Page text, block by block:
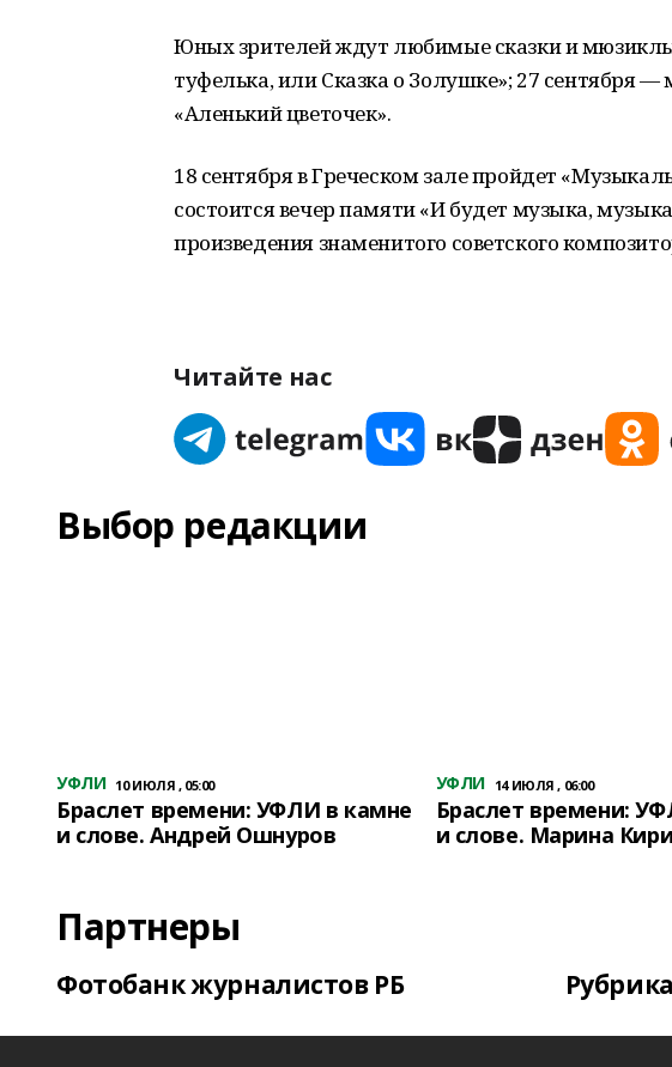
Юных зрителей ждут любимые сказки и
туфелька, или Сказка о Золушке»; 27 сентября
«Аленький цветочек».
18 сентября в Греческом зале пройдет
состоится вечер памяти «И будет музыка,
произведения знаменитого советского
Читайте нас
Выбор редакции
УФЛИ 10 ИЮЛЯ , 05:00
Браслет времени: УФЛИ в камне
и слове. Андрей Ошнуров
УФЛИ 14 ИЮЛЯ , 06:00
Браслет времени:
и слове. Марина
Партнеры
Фотобанк журналистов РБ